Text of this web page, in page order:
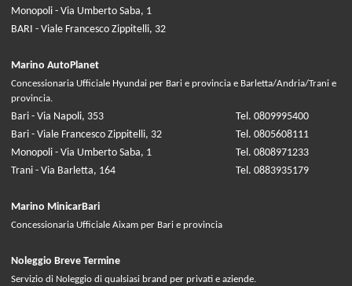
Monopoli - Via Umberto Saba, 1
BARI - Viale Francesco Zippitelli, 32
Marino AutoPlanet
Concessionaria Ufficiale Hyundai per Bari e provincia e Barletta/Andria/Trani e
provincia.
Bari - Via Napoli, 353
Tel. 0809995400
Bari - Viale Francesco Zippitelli, 32
Tel. 0805608111
Monopoli - Via Umberto Saba, 1
Tel. 0808971233
Trani - Via Barletta, 164
Tel. 0883935179
Marino MinicarBari
Concessionaria Ufficiale Aixam per Bari e provincia
Noleggio Breve Termine
Servizio di Noleggio di qualsiasi brand per privati e aziende.